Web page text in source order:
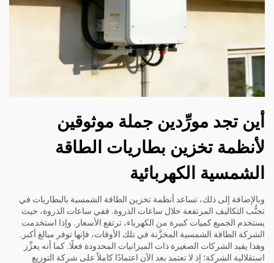
أين تجد مورِّدين جملة موثوقين
لأنظمة تخزين بطاريات الطاقة
الشمسية الكهربائية
وبالإضافة إلى ذلك، تساعد أنظمة تخزين الطاقة الشمسية بالبطاريات في
تجنُّب التكاليف المرتفعة خلال ساعات الذروة. ففي ساعات الذروة، حيث
يستخدم الجميع كميات كبيرة من الكهرباء، ترتفع الأسعار. وإذا استخدمت
الشركة الطاقة الشمسية المخزَّنة في تلك الأوقات، فإنها توفر مبالغ أكبر.
وهذا يفيد الشركات الصغيرة ذات الميزانيات المحدودة فعلًا. كما أنه يعزِّز
استقلالية الشركة؛ إذ لا تعتمد بعد الآن اعتمادًا كاملاً على شركة التوزيع